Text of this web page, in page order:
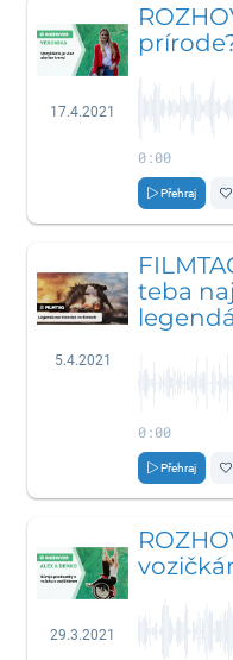
17.4.2021
0:00
Přehraj
5.4.2021
teba
0:00
Přehraj
29.3.2021